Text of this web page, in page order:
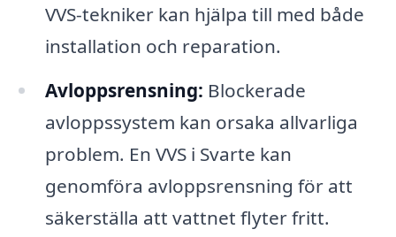
VVS-tekniker kan hjälpa till med både
installation och reparation.
Avloppsrensning: Blockerade
avloppssystem kan orsaka allvarliga
problem. En VVS i Svarte kan
genomföra avloppsrensning för att
säkerställa att vattnet flyter fritt.